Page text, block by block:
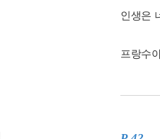
인생은
프랑수